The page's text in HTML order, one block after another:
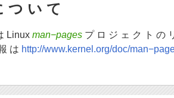
つ い て
Linux man−pagesプ ロ ジ ェ ク ト の
は http://www.kernel.org/doc/